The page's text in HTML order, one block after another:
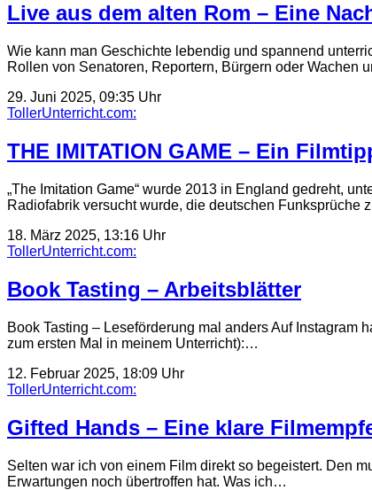
Live aus dem alten Rom – Eine
Wie kann man Geschichte lebendig und spannend
Rollen von Senatoren, Reportern, Bürgern oder Wachen
29. Juni 2025, 09:35 Uhr
TollerUnterricht.com:
THE IMITATION GAME – Ein
„The Imitation Game“ wurde 2013 in England gedreht,
Radiofabrik versucht wurde, die deutschen Funksprüche
18. März 2025, 13:16 Uhr
TollerUnterricht.com:
Book Tasting – Arbeitsblätter
Book Tasting – Leseförderung mal anders Auf Instagram
zum ersten Mal in meinem Unterricht):…
12. Februar 2025, 18:09 Uhr
TollerUnterricht.com:
Gifted Hands – Eine klare
Selten war ich von einem Film direkt so begeistert. Den
Erwartungen noch übertroffen hat. Was ich…